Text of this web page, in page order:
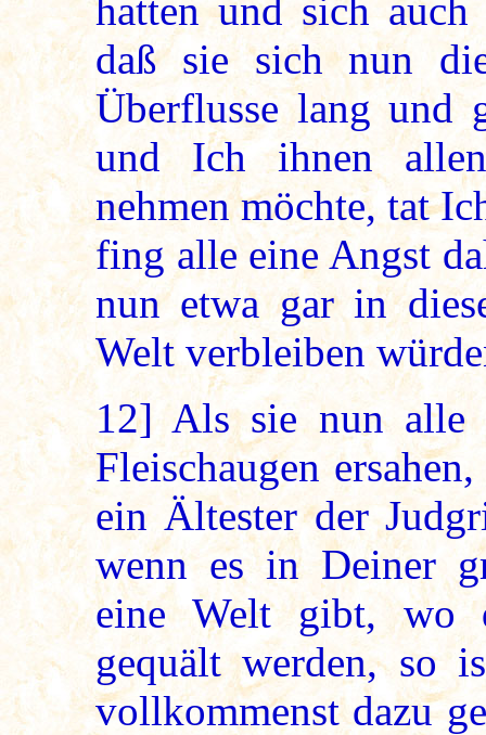
hatten und sich auch
daß sie sich nun
Überflusse lang und
und Ich ihnen
nehmen möchte, tat
fing alle eine Angst
nun etwa gar in
Welt verbleiben
12] Als sie nun alle
Fleischaugen
ein Ältester der
wenn es in Deiner
eine Welt gibt, wo
gequält werden, so
vollkommenst dazu